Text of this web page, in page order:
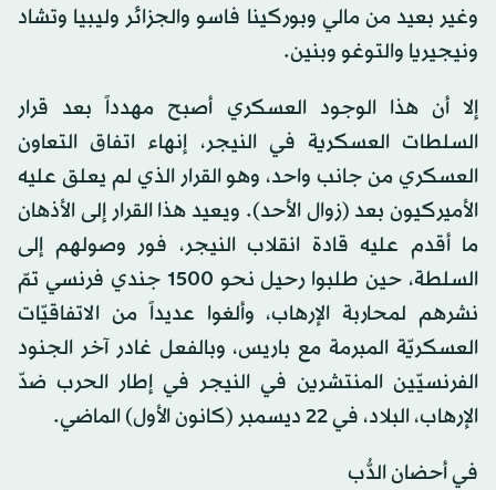
وغير بعيد من مالي وبوركينا فاسو والجزائر وليبيا وتشاد
ونيجيريا والتوغو وبنين.
إلا أن هذا الوجود العسكري أصبح مهدداً بعد قرار
السلطات العسكرية في النيجر، إنهاء اتفاق التعاون
العسكري من جانب واحد، وهو القرار الذي لم يعلق عليه
الأميركيون بعد (زوال الأحد). ويعيد هذا القرار إلى الأذهان
ما أقدم عليه قادة انقلاب النيجر، فور وصولهم إلى
السلطة، حين طلبوا رحيل نحو 1500 جندي فرنسي تمّ
نشرهم لمحاربة الإرهاب، وألغوا عديداً من الاتفاقيّات
العسكريّة المبرمة مع باريس، وبالفعل غادر آخر الجنود
الفرنسيّين المنتشرين في النيجر في إطار الحرب ضدّ
الإرهاب، البلاد، في 22 ديسمبر (كانون الأول) الماضي.
في أحضان الدُّب